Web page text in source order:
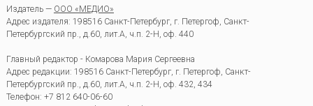
Издатель — ООО «МЕДИО»
Адрес издателя: 198516 Санкт-Петербург, г. Петергоф, Санкт-
Петербургский пр., д.60, лит.А, ч.п. 2-Н, оф. 440
Главный редактор - Комарова Мария Сергеевна
Адрес редакции: 198516 Санкт-Петербург, г. Петергоф, Санкт-
Петербургский пр., д.60, лит.А, ч.п. 2-Н, оф. 432, 434
Телефон: +7 812 640-06-60